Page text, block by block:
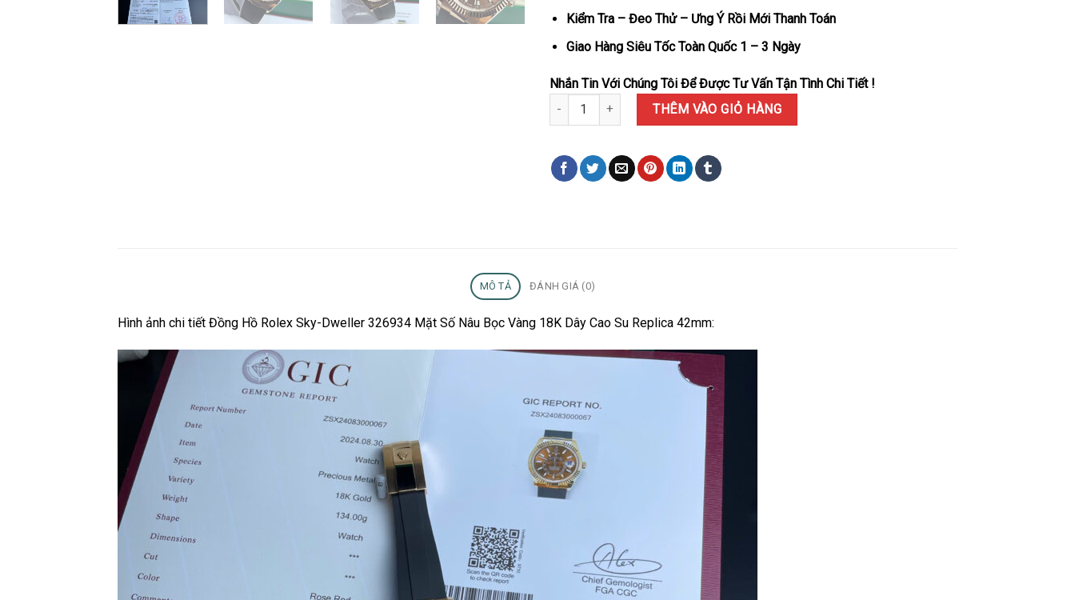
Kiểm Tra – Đeo Thử – Ưng Ý Rồi Mới Thanh Toán
Giao Hàng Siêu Tốc Toàn Quốc 1 – 3 Ngày
Nhắn Tin Với Chúng Tôi Để Được Tư Vấn Tận Tình Chi Tiết !
Đồng Hồ Rolex Sky-Dweller 326934 Mặt Số Nâu Bọc Vàng 18K Dây Cao Su Replica 42mm số lượng
THÊM VÀO GIỎ HÀNG
MÔ TẢ ĐÁNH GIÁ (0)
Hình ảnh chi tiết Đồng Hồ Rolex Sky-Dweller 326934 Mặt Số Nâu Bọc Vàng 18K Dây Cao Su Replica 42mm: